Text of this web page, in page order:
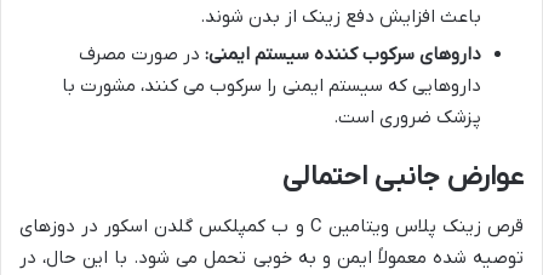
باعث افزایش دفع زینک از بدن شوند.
داروهای سرکوب کننده سیستم ایمنی: در صورت مصرف
داروهایی که سیستم ایمنی را سرکوب می کنند، مشورت با
پزشک ضروری است.
عوارض جانبی احتمالی
قرص زینک پلاس ویتامین C و ب کمپلکس گلدن اسکور در دوزهای
توصیه شده معمولاً ایمن و به خوبی تحمل می شود. با این حال، در